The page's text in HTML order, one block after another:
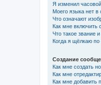
Я изменил
Моего языка нет в
Что означают
Как мне включить
Что такое звание
Когда я щёлкаю
Создание
Как мне создать
Как мне
Как мне добавить